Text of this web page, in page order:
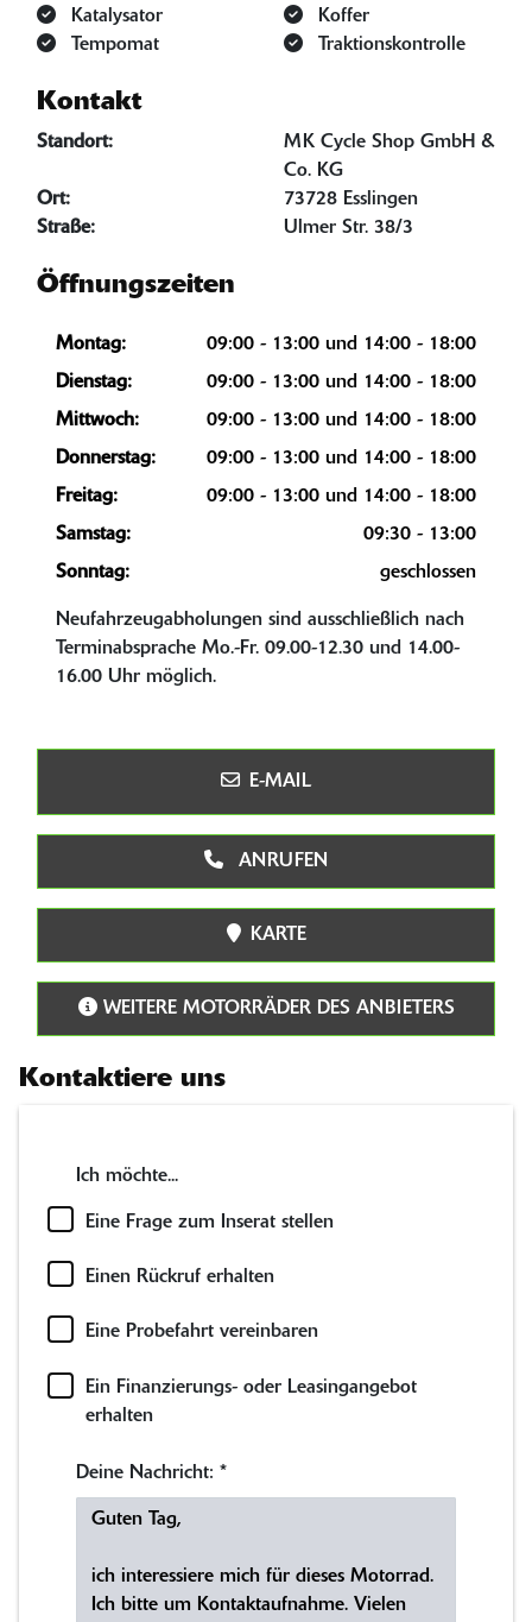
Katalysator
Koffer
Tempomat
Traktionskontrolle
Kontakt
Standort:
MK Cycle Shop GmbH &
Co. KG
Ort:
73728 Esslingen
Straße:
Ulmer Str. 38/3
Öffnungszeiten
Montag:
09:00 - 13:00 und 14:00 - 18:00
Dienstag:
09:00 - 13:00 und 14:00 - 18:00
Mittwoch:
09:00 - 13:00 und 14:00 - 18:00
Donnerstag:
09:00 - 13:00 und 14:00 - 18:00
Freitag:
09:00 - 13:00 und 14:00 - 18:00
Samstag:
09:30 - 13:00
Sonntag:
geschlossen
Neufahrzeugabholungen sind ausschließlich nach
Terminabsprache Mo.-Fr. 09.00-12.30 und 14.00-
16.00 Uhr möglich.
E-MAIL
ANRUFEN
KARTE
WEITERE MOTORRÄDER DES ANBIETERS
Kontaktiere uns
Ich möchte...
Eine Frage zum Inserat stellen
Einen Rückruf erhalten
Eine Probefahrt vereinbaren
Ein Finanzierungs- oder Leasingangebot
erhalten
Deine Nachricht: *